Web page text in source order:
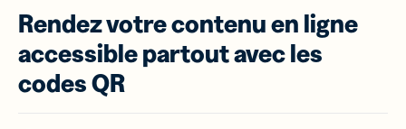
Rendez votre contenu en ligne
accessible partout avec les
codes QR